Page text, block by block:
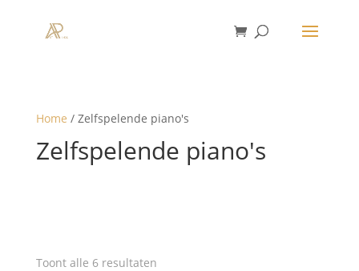
Home / Zelfspelende piano's
Zelfspelende piano's
Toont alle 6 resultatenGesorteerd